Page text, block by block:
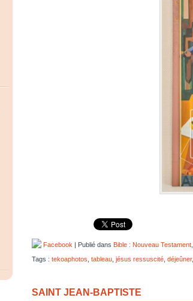
Facebook | Publié dans Bible : Nouveau Testament,
Tags : tekoaphotos tableau, jésus ressuscité, déjeûner,
SAINT JEAN-BAPTISTE